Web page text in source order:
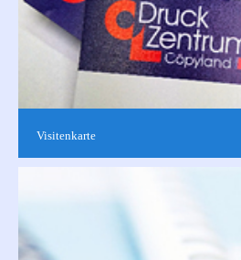
Visitenkarte
Repräsentative Visitenkarten sind
unerlässlich. Gerne können Sie aus